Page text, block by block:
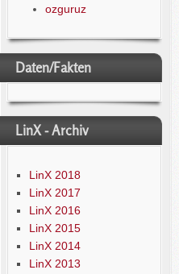
ozguruz
Daten/Fakten
LinX - Archiv
LinX 2018
LinX 2017
LinX 2016
LinX 2015
LinX 2014
LinX 2013